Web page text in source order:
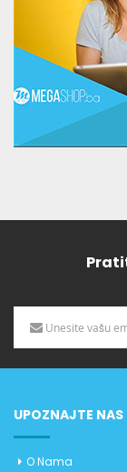
UPOZNAJTE NAS
O Nama